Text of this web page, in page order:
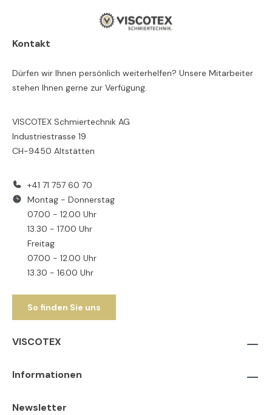
Kontakt
Dürfen wir Ihnen persönlich weiterhelfen? Unsere Mitarbeiter
stehen Ihnen gerne zur Verfügung.
VISCOTEX Schmiertechnik AG
Industriestrasse 19
CH-9450 Altstätten
+41 71 757 60 70
Montag - Donnerstag
07.00 - 12.00 Uhr
13.30 - 17.00 Uhr
Freitag
07.00 - 12.00 Uhr
13.30 - 16.00 Uhr
So finden Sie uns
VISCOTEX
Informationen
Newsletter